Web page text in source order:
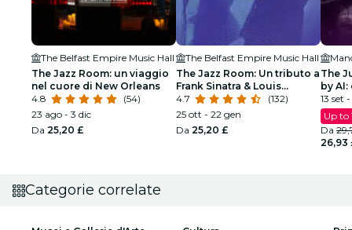
The Belfast Empire Music Hall
The Jazz Room: un viaggio
nel cuore di New Orleans
4.8
(54)
23 ago - 3 dic
Da 25,20 £
The Belfast Empire Music Hall
The Jazz Room: Un tributo a
Frank Sinatra & Louis
Armstrong
4.7
(132)
25 ott - 22 gen
Da 25,20 £
The
by
13 set
Up to
Da
26,93
Categorie correlate